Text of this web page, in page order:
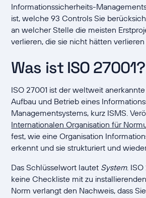
Informationssicherheits-
ist, welche 93 Controls Sie
an welcher Stelle die meisten
verlieren, die sie nicht hätten verlieren
Was ist ISO 27001?
ISO 27001 ist der weltweit
Aufbau und Betrieb eines
Managementsystems, kurz ISMS.
Internationalen Organisation für
fest, wie eine Organisation
erkennt und sie strukturiert und
Das Schlüsselwort lautet System.
keine Checkliste mit zu
Norm verlangt den Nachweis, dass